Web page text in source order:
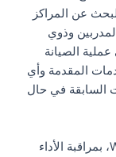
عن المراكز
وذوي
الصيانة
المقدمة وأي
السابقة في حال
أخيرًا، ننصح جميع مستخدمي أجهزة White Line، بمراقبة الأداء